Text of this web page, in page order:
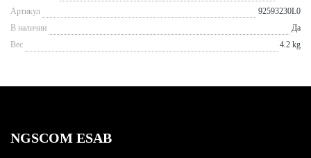
Артикул
92593230L0
В наличии
Да
Вес
4.2 kg
NGSCOM ESAB